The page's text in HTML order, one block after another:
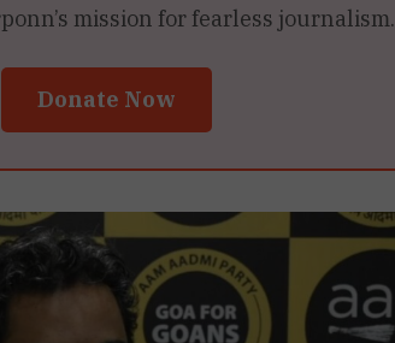
mission for fearless journalism.
Donate Now